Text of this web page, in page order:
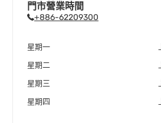
門市營業時間
+886-62209300
星期一
星期二
星期三
星期四